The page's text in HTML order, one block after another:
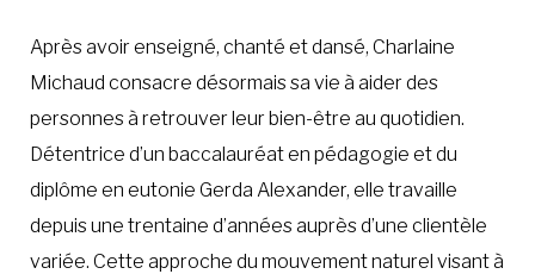
Après avoir enseigné, chanté et dansé, Charlaine
Michaud consacre désormais sa vie à aider des
personnes à retrouver leur bien-être au quotidien.
Détentrice d’un baccalauréat en pédagogie et du
diplôme en eutonie Gerda Alexander, elle travaille
depuis une trentaine d’années auprès d’une clientèle
variée. Cette approche du mouvement naturel visant à